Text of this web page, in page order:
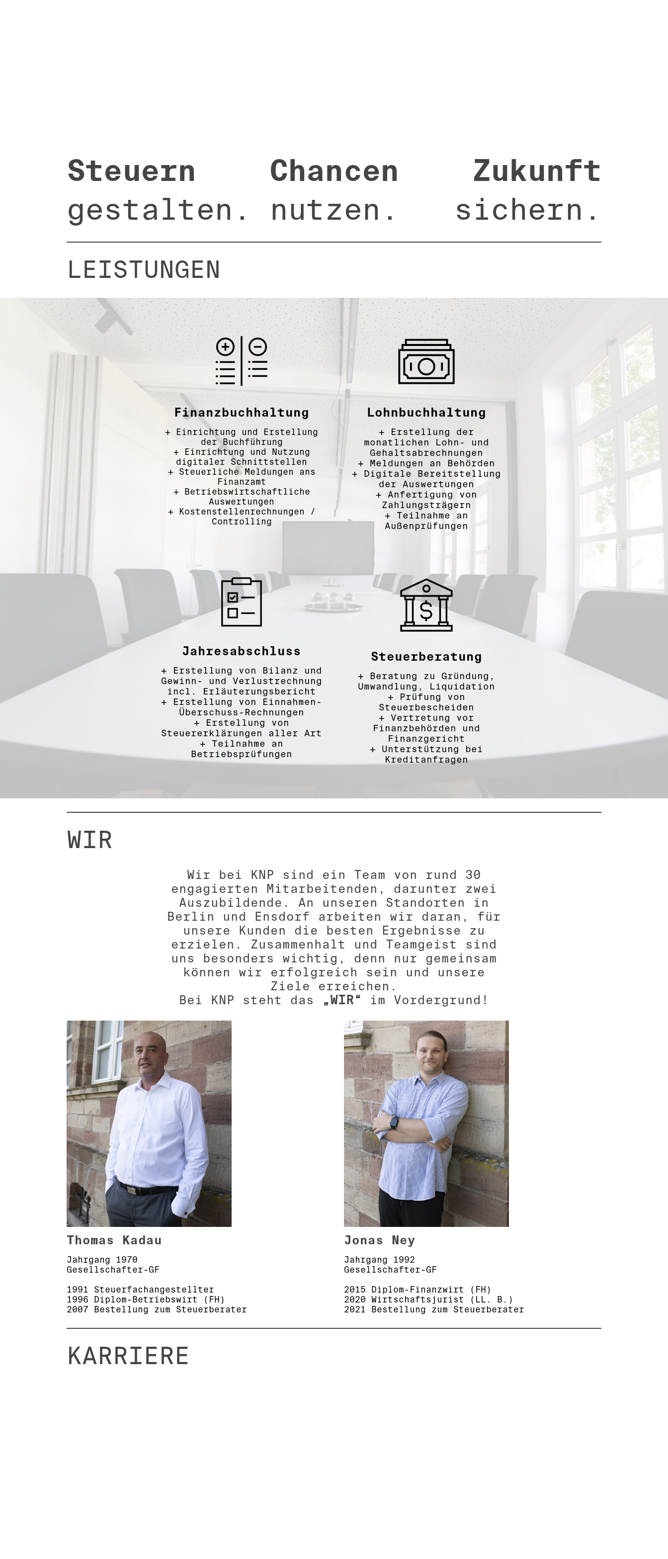
Steuern
gestalten.
Chancen
nutzen.
Zukunft
sichern.
LEISTUNGEN
Finanzbuchhaltung
+ Einrichtung und Erstellung
der Buchführung
+ Einrichtung und Nutzung
digitaler Schnittstellen
+ Steuerliche Meldungen ans
Finanzamt
+ Betriebswirtschaftliche
Auswertungen
+ Kostenstellenrechnungen /
Controlling
Jahresabschluss
+ Erstellung von Bilanz und
Gewinn- und Verlustrechnung
incl. Erläuterungsbericht
+ Erstellung von Einnahmen-
Überschuss-Rechnungen
+ Erstellung von
Steuererklärungen aller Art
+ Teilnahme an
Betriebsprüfungen
Lohnbuchhaltung
+ Erstellung der
monatlichen Lohn- und
Gehaltsabrechnungen
+ Meldungen an Behörden
+ Digitale Bereitstellung
der Auswertungen
+ Anfertigung von
Zahlungsträgern
+ Teilnahme an
Außenprüfungen
Steuerberatung
+ Beratung zu Gründung,
Umwandlung, Liquidation
+ Prüfung von
Steuerbescheiden
+ Vertretung vor
Finanzbehörden und
Finanzgericht
+ Unterstützung bei
Kreditanfragen
WIR
Wir bei KNP sind ein Team von rund 30
engagierten Mitarbeitenden, darunter zwei
Auszubildende. An unseren Standorten in
Berlin und Ensdorf arbeiten wir daran, für
unsere Kunden die besten Ergebnisse zu
erzielen. Zusammenhalt und Teamgeist sind
uns besonders wichtig, denn nur gemeinsam
können wir erfolgreich sein und unsere
Ziele erreichen.
Bei KNP steht das
„WIR“ im Vordergrund!
Thomas Kadau
Jahrgang 1970
Gesellschafter-GF
1991 Steuerfachangestellter
1996 Diplom-Betriebswirt (FH)
2007 Bestellung zum Steuerberater
Jonas Ney
Jahrgang 1992
Gesellschafter-GF
2015 Diplom-Finanzwirt (FH)
2020 Wirtschaftsjurist (LL. B.)
2021 Bestellung zum Steuerberater
KARRIERE